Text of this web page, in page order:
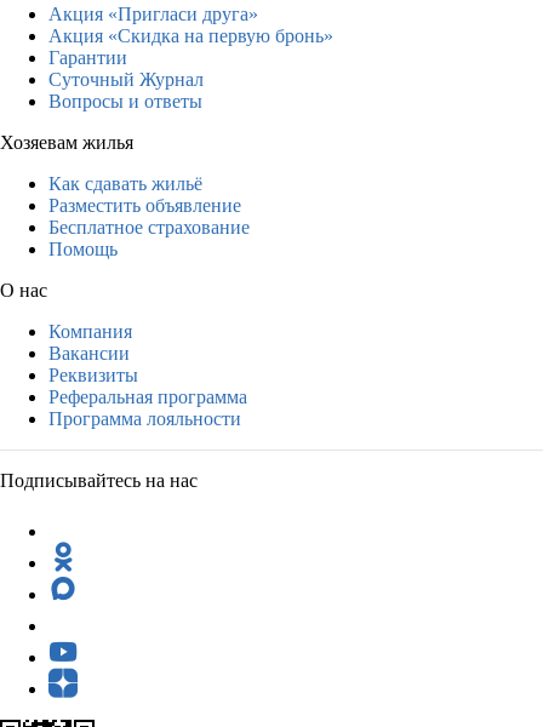
Акция «Пригласи друга»
Акция «Скидка на первую бронь»
Гарантии
Суточный Журнал
Вопросы и ответы
Хозяевам жилья
Как сдавать жильё
Разместить объявление
Бесплатное страхование
Помощь
О нас
Компания
Вакансии
Реквизиты
Реферальная программа
Программа лояльности
Подписывайтесь на нас